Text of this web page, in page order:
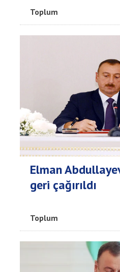
Toplum
Elman
geri çağırıldı
Toplum